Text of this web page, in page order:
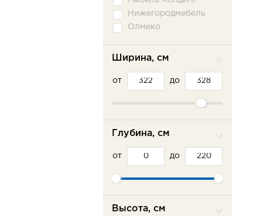
Нижегородмебель
Олмеко
Фламинго
Ширина, см
от до
Глубина, см
от до
Высота, см